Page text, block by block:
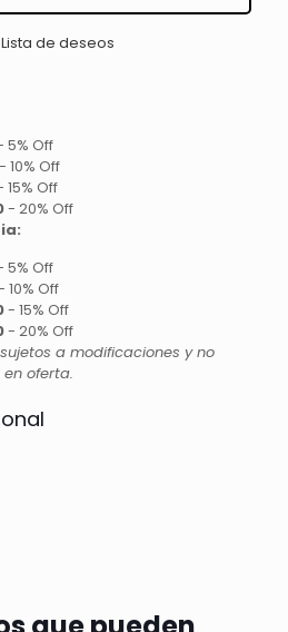
Lista de deseos
5% Off
- 10% Off
15% Off
- 20% Off
5% Off
10% Off
- 15% Off
- 20% Off
a modificaciones y no
oferta.